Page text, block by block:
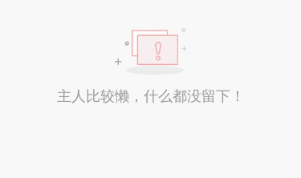
主人比较懒，什么都没留下！